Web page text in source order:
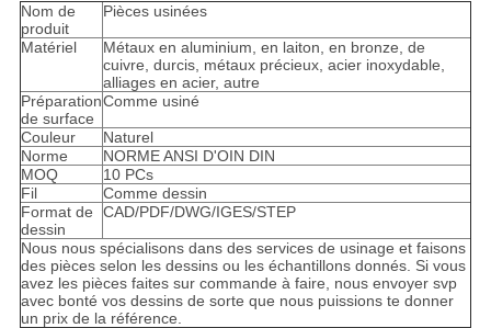
Nom de
produit
Pièces usinées
Matériel
Métaux en aluminium, en laiton, en bronze, de
cuivre, durcis, métaux précieux, acier inoxydable,
alliages en acier, autre
Préparation
de surface
Comme usiné
Couleur
Naturel
Norme
NORME ANSI D'OIN DIN
MOQ
10 PCs
Fil
Comme dessin
Format de
dessin
CAD/PDF/DWG/IGES/STEP
Nous nous spécialisons dans des services de usinage et faisons
des pièces selon les dessins ou les échantillons donnés. Si vous
avez les pièces faites sur commande à faire, nous envoyer svp
avec bonté vos dessins de sorte que nous puissions te donner
un prix de la référence.